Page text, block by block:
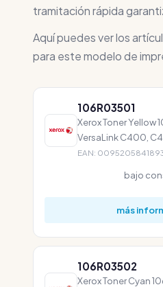
tramitación rápida
Aquí puedes ver los
para este modelo de
106R03501
Xerox Toner Yellow
VersaLink C400,
EAN:
bajo
más
106R03502
Xerox Toner Cyan